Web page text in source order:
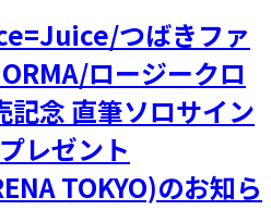
つばきファ
ロージークロ
記念 直筆ソロサイン
レゼント
TOKYO)のお知ら